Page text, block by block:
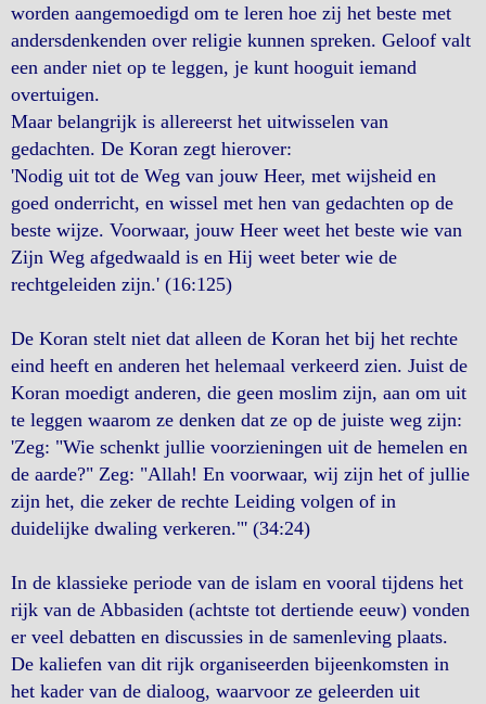
worden aangemoedigd om te leren hoe zij het beste met
andersdenkenden over religie kunnen spreken. Geloof valt
een ander niet op te leggen, je kunt hooguit iemand
overtuigen.
Maar belangrijk is allereerst het uitwisselen van
gedachten. De Koran zegt hierover:
'Nodig uit tot de Weg van jouw Heer, met wijsheid en
goed onderricht, en wissel met hen van gedachten op de
beste wijze. Voorwaar, jouw Heer weet het beste wie van
Zijn Weg afgedwaald is en Hij weet beter wie de
rechtgeleiden zijn.' (16:125)
De Koran stelt niet dat alleen de Koran het bij het rechte
eind heeft en anderen het helemaal verkeerd zien. Juist de
Koran moedigt anderen, die geen moslim zijn, aan om uit
te leggen waarom ze denken dat ze op de juiste weg zijn:
'Zeg: "Wie schenkt jullie voorzieningen uit de hemelen en
de aarde?" Zeg: "Allah! En voorwaar, wij zijn het of jullie
zijn het, die zeker de rechte Leiding volgen of in
duidelijke dwaling verkeren."' (34:24)
In de klassieke periode van de islam en vooral tijdens het
rijk van de Abbasiden (achtste tot dertiende eeuw) vonden
er veel debatten en discussies in de samenleving plaats.
De kaliefen van dit rijk organiseerden bijeenkomsten in
het kader van de dialoog, waarvoor ze geleerden uit